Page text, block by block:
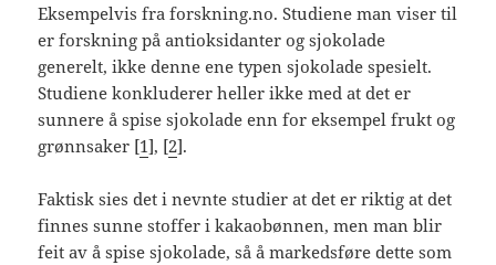
Eksempelvis fra forskning.no. Studiene man viser til
er forskning på antioksidanter og sjokolade
generelt, ikke denne ene typen sjokolade spesielt.
Studiene konkluderer heller ikke med at det er
sunnere å spise sjokolade enn for eksempel frukt og
grønnsaker [1], [2].
Faktisk sies det i nevnte studier at det er riktig at det
finnes sunne stoffer i kakaobønnen, men man blir
feit av å spise sjokolade, så å markedsføre dette som